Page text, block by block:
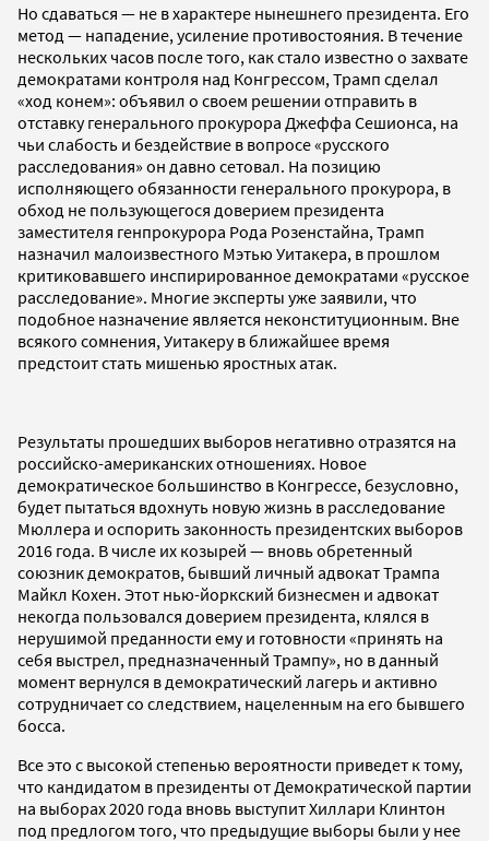
Но сдаваться — не в характере нынешнего президента. Его
метод — нападение, усиление противостояния. В течение
нескольких часов после того, как стало известно о захвате
демократами контроля над Конгрессом, Трамп сделал
«ход конем»: объявил о своем решении отправить в
отставку генерального прокурора Джеффа Сешионса, на
чьи слабость и бездействие в вопросе «русского
расследования» он давно сетовал. На позицию
исполняющего обязанности генерального прокурора, в
обход не пользующегося доверием президента
заместителя генпрокурора Рода Розенстайна, Трамп
назначил малоизвестного Мэтью Уитакера, в прошлом
критиковавшего инспирированное демократами «русское
расследование». Многие эксперты уже заявили, что
подобное назначение является неконституционным. Вне
всякого сомнения, Уитакеру в ближайшее время
предстоит стать мишенью яростных атак.
Результаты прошедших выборов негативно отразятся на
российско-американских отношениях. Новое
демократическое большинство в Конгрессе, безусловно,
будет пытаться вдохнуть новую жизнь в расследование
Мюллера и оспорить законность президентских выборов
2016 года. В числе их козырей — вновь обретенный
союзник демократов, бывший личный адвокат Трампа
Майкл Кохен. Этот нью-йоркский бизнесмен и адвокат
некогда пользовался доверием президента, клялся в
нерушимой преданности ему и готовности «принять на
себя выстрел, предназначенный Трампу», но в данный
момент вернулся в демократический лагерь и активно
сотрудничает со следствием, нацеленным на его бывшего
босса.
Все это с высокой степенью вероятности приведет к тому,
что кандидатом в президенты от Демократической партии
на выборах 2020 года вновь выступит Хиллари Клинтон
под предлогом того, что предыдущие выборы были у нее